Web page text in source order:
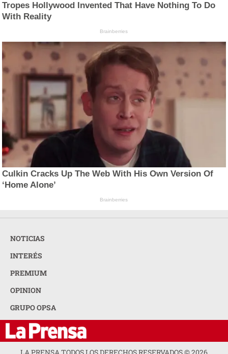
Tropes Hollywood Invented That Have Nothing To Do
With Reality
Brainberries
Culkin Cracks Up The Web With His Own Version Of
‘Home Alone’
Brainberries
NOTICIAS
INTERÉS
PREMIUM
OPINION
GRUPO OPSA